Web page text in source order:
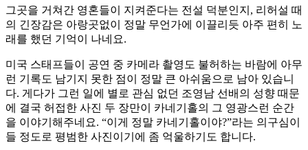
그곳을 거쳐간 영혼들이 지켜준다는 전설 덕분인지, 리허설 때
의 긴장감은 아랑곳없이 정말 무언가에 이끌리듯 아주 편히 노
래를 했던 기억이 나네요.
미국 스태프들이 공연 중 카메라 촬영도 불허하는 바람에 아무
런 기록도 남기지 못한 점이 정말 큰 아쉬움으로 남아 있습니
다. 게다가 그런 일에 별로 관심 없던 조영남 선배의 성향 때문
에 결국 허접한 사진 두 장만이 카네기홀의 그 영광스런 순간
을 이야기해주네요. “이게 정말 카네기홀이야?”라는 의구심이
들 정도로 평범한 사진이기에 좀 억울하기도 합니다.